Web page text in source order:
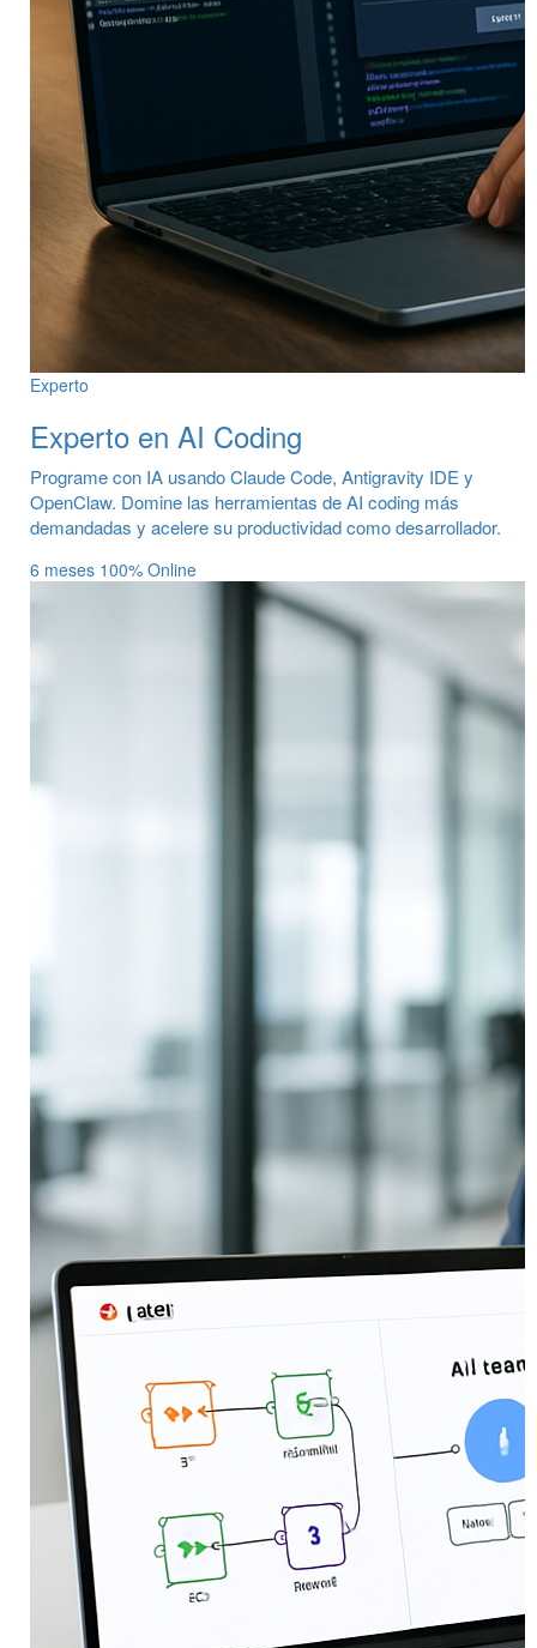
Experto
Experto en AI Coding
Programe con IA usando Claude Code, Antigravity IDE y
OpenClaw. Domine las herramientas de AI coding más
demandadas y acelere su productividad como desarrollador.
6 meses 100% Online